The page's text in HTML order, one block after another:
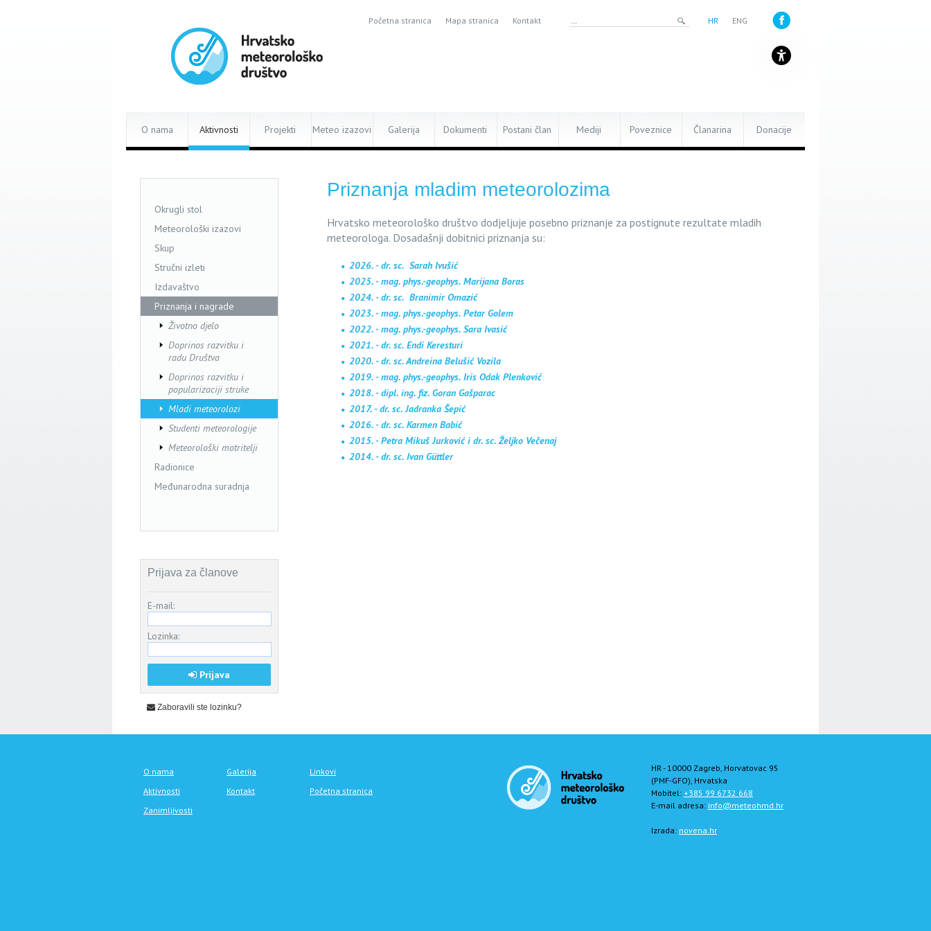
Početna stranica Mapa stranica Kontakt HR ENG
O nama Aktivnosti Projekti Meteo izazovi Galerija Dokumenti Postani član Mediji Poveznice Članarina Donacije
Priznanja mladim meteorolozima
Hrvatsko meteorološko društvo dodjeljuje posebno priznanje za postignute rezultate mladih
meteorologa. Dosadašnji dobitnici priznanja su:
2026. - dr. sc. Sarah Ivušić
2025. - mag. phys.-geophys. Marijana Boras
2024. - dr. sc. Branimir Omazić
2023. - mag. phys.-geophys. Petar Golem
2022. -mag. phys.-geophys. Sara Ivasić
2021. - dr. sc. Endi Keresturi
2020. - dr. sc. Andreina Belušić Vozila
2019. - mag. phys.-geophys. Iris Odak Plenković
2018. - dipl. ing. fiz. Goran Gašparac
2017. - dr. sc. Jadranka Šepić
2016. - dr. sc. Karmen Babić
2015. - Petra Mikuš Jurković i dr. sc. Željko Večenaj
2014. - dr. sc. Ivan Güttler
Okrugli stol
Meteorološki izazovi
Skup
Stručni izleti
Izdavaštvo
Priznanja i nagrade
Životno djelo
Doprinos razvitku i
radu Društva
Doprinos razvitku i
popularizaciji struke
Mladi meteorolozi
Studenti meteorologije
Meteorološki motritelji
Radionice
Međunarodna suradnja
Prijava za članove
E-mail:
Lozinka:
Prijava
Zaboravili ste lozinku?
O nama Galerija
Linkovi
Aktivnosti
Kontakt
Početna stranica
Zanimljivosti
HR - 10000 Zagreb, Horvatovac 95
(PMF-GFO), Hrvatska
Mobitel: +385 99 6732 668
E-mail adresa: info@meteohmd.hr
Izrada: novena.hr